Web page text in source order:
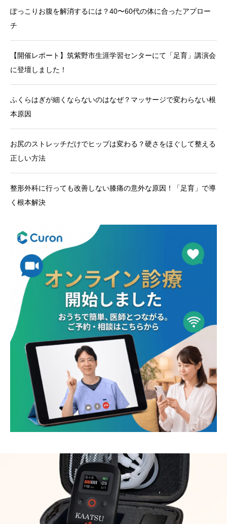
ぽっこりお腹を解消するには？40〜60代の体に合ったアプロー
チ
【開催レポート】筑紫野市生涯学習センターにて「足育」講演会
に登壇しました！
ふくらはぎが細くならないのはなぜ？マッサージで変わらない根
本原因
お尻のストレッチだけでヒップは変わる？硬さをほぐして整える
正しい方法
整形外科に行っても改善しない膝痛の意外な原因！「足育」で導
く根本解決